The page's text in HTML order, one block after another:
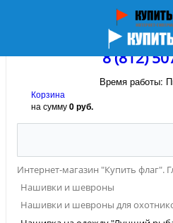
8 (812)
Время работы:
Корзина
на сумму0 руб.
Интернет-магазин "Купить флаг".
Нашивки и шевроны
Нашивки и шевроны для